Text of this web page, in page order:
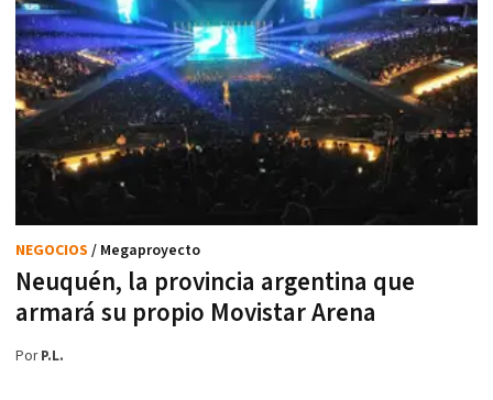
Neuquén, la provincia argentina que
armará su propio Movistar Arena
NEGOCIOS / Megaproyecto
PorP.L.